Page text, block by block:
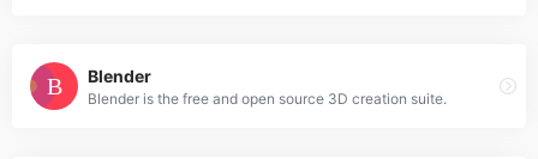
Blender
Blender is the free and open source 3D creation suite.